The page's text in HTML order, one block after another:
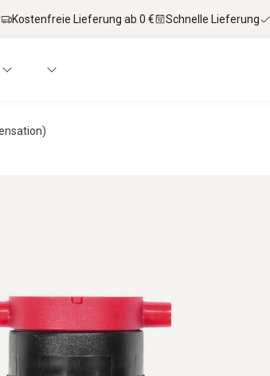
Kostenfreie Lieferung ab 0 € Schnelle Lieferung